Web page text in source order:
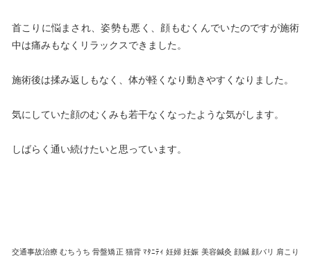
首こりに悩まされ、姿勢も悪く、顔もむくんでいたのですが施術
中は痛みもなくリラックスできました。
施術後は揉み返しもなく、体が軽くなり動きやすくなりました。
気にしていた顔のむくみも若干なくなったような気がします。
しばらく通い続けたいと思っています。
交通事故治療 むちうち 骨盤矯正 猫背 ﾏﾀﾆﾃｨ 妊婦 妊娠 美容鍼灸 顔鍼 顔バリ 肩こり